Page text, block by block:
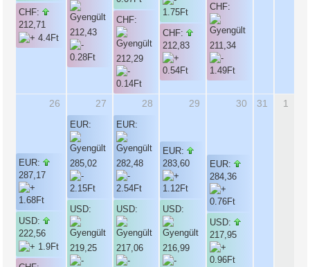
CHF:
212,71
212,43
CHF:
212,29
CHF:
212,83
CHF:
211,34
26
EUR:
287,17
USD:
222,56
27
EUR:
285,02
USD:
219,25
28
EUR:
282,48
USD:
217,06
29
EUR:
283,60
USD:
216,99
30
EUR:
284,36
USD:
217,95
31 1